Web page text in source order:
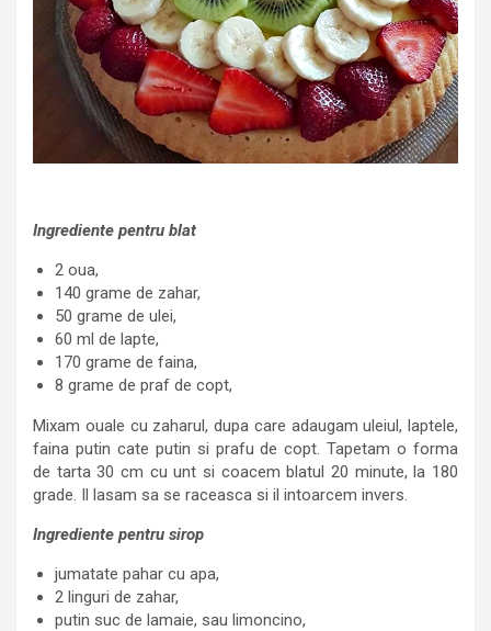
Ingrediente pentru blat
2 oua,
140 grame de zahar,
50 grame de ulei,
60 ml de lapte,
170 grame de faina,
8 grame de praf de copt,
Mixam ouale cu zaharul, dupa care adaugam uleiul, laptele,
faina putin cate putin si prafu de copt. Tapetam o forma
de tarta 30 cm cu unt si coacem blatul 20 minute, la 180
grade. Il lasam sa se raceasca si il intoarcem invers.
Ingrediente pentru sirop
jumatate pahar cu apa,
2 linguri de zahar,
putin suc de lamaie, sau limoncino,